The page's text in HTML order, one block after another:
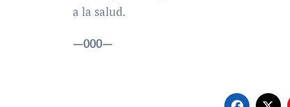
a la salud.
—000—